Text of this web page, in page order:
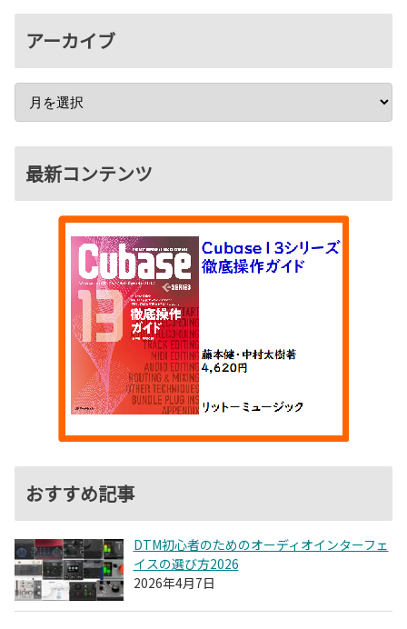
アーカイブ
最新コンテンツ
おすすめ記事
DTM初心者のためのオーディオインターフェ
イスの選び方2026
2026年4月7日